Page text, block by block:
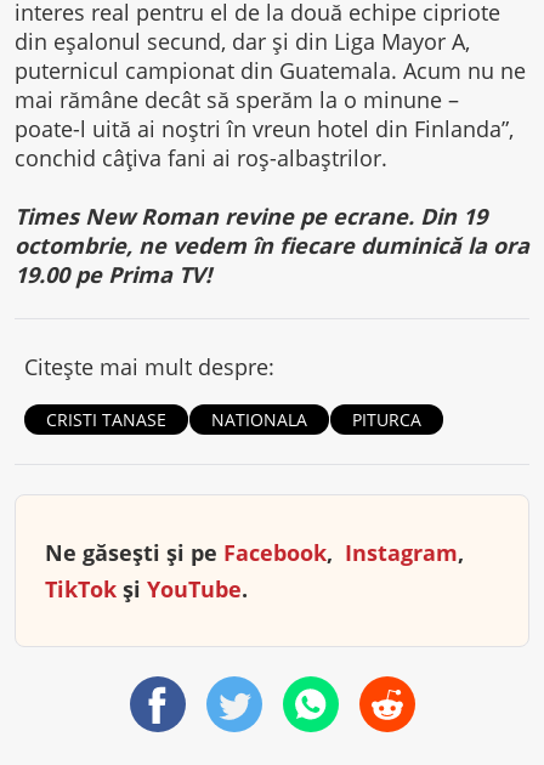
interes real pentru el de la două echipe cipriote
din eșalonul secund, dar și din Liga Mayor A,
puternicul campionat din Guatemala. Acum nu ne
mai rămâne decât să sperăm la o minune –
poate-l uită ai noștri în vreun hotel din Finlanda”,
conchid câțiva fani ai roș-albaștrilor.
Times New Roman revine pe ecrane. Din 19
octombrie, ne vedem în fiecare duminică la ora
19.00 pe Prima TV!
Citește mai mult despre:
CRISTI TANASE NATIONALA PITURCA
Ne găsești și pe Facebook, Instagram,
TikTok și YouTube.